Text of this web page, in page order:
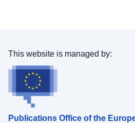
This website is managed by:
Publications Office of the